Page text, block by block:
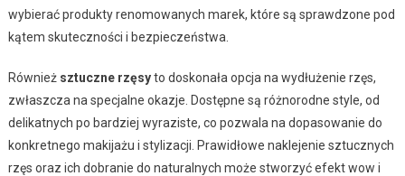
wybierać produkty renomowanych marek, które są sprawdzone pod
kątem skuteczności i bezpieczeństwa.
Również sztuczne rzęsyto doskonała opcja na wydłużenie rzęs,
zwłaszcza na specjalne okazje. Dostępne są różnorodne style, od
delikatnych po bardziej wyraziste, co pozwala na dopasowanie do
konkretnego makijażu i stylizacji. Prawidłowe naklejenie sztucznych
rzęs oraz ich dobranie do naturalnych może stworzyć efekt wow i